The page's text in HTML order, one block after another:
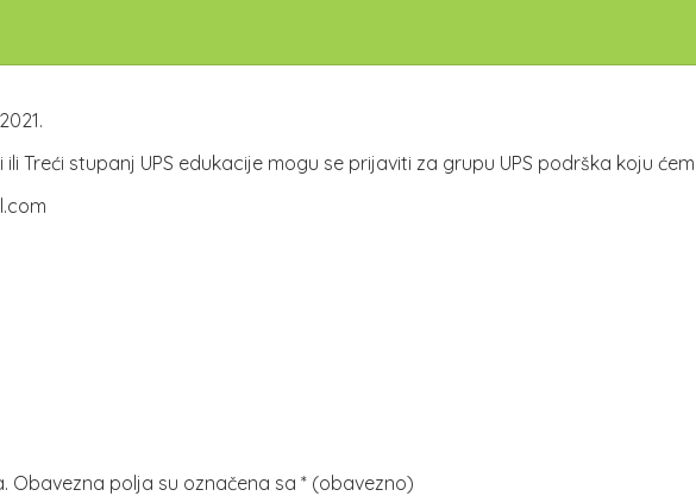
ili Treći stupanj UPS edukacije mogu se prijaviti za grupu UPS podrška koju
Obavezna polja su označena sa * (obavezno)